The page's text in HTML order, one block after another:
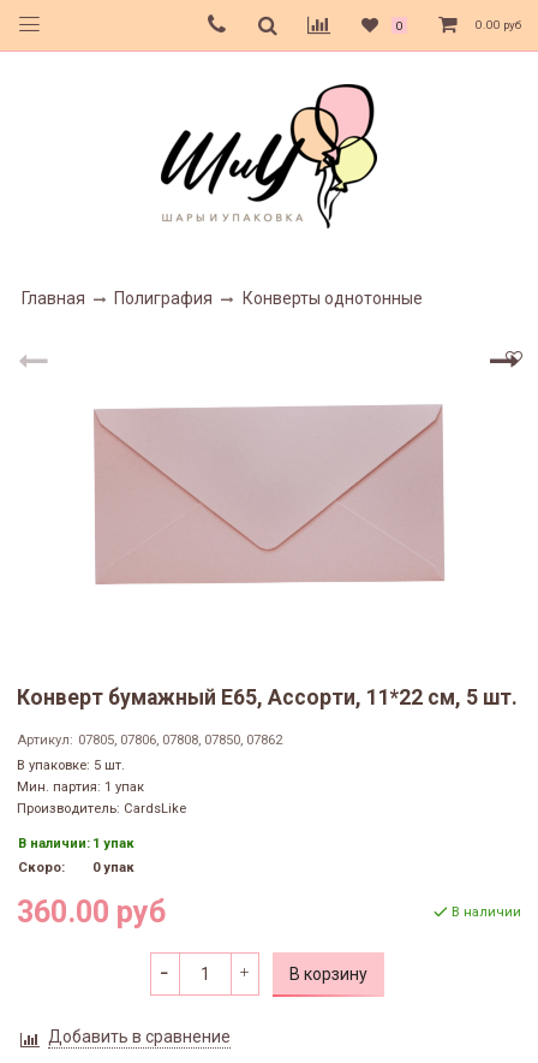
0 0.00 руб
Главная Полиграфия Конверты однотонные
Конверт бумажный Е65, Ассорти, 11*22 см, 5 шт.
Артикул: 07805, 07806, 07808, 07850, 07862
В упаковке: 5 шт.
Мин. партия: 1 упак
Производитель: CardsLike
В наличии: 1 упак
Скоро:
0 упак
360.00 руб В наличии
В корзину
Добавить в сравнение